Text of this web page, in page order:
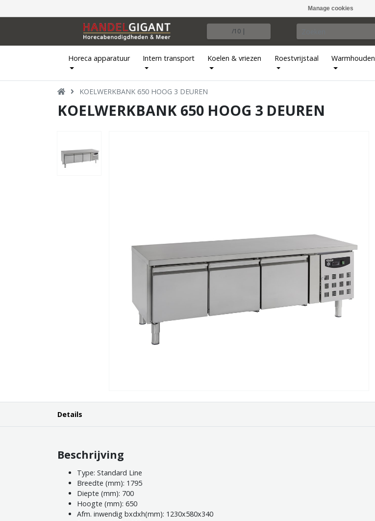
Manage cookies
/10 |
Horeca apparatuur Intern transport Koelen & vriezen Roestvrijstaal Warmhouden
KOELWERKBANK 650 HOOG 3 DEUREN
KOELWERKBANK 650 HOOG 3 DEUREN
Details
Beschrijving
Type: Standard Line
Breedte (mm): 1795
Diepte (mm): 700
Hoogte (mm): 650
Afm. inwendig bxdxh(mm): 1230x580x340